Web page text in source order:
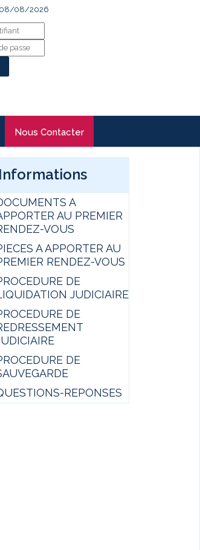
08/08/2026
Nous Contacter
Informations
A
AU PREMIER
VOUS
A APPORTER AU
RENDEZ-VOUS
DE
JUDICIAIRE
DE
DE
REPONSES